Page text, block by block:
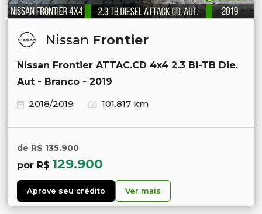
Nissan Frontier
Nissan Frontier ATTAC.CD 4x4 2.3 Bi-TB Die.
Aut - Branco - 2019
2018/2019
101.817 km
de R$ 135.900
por R$ 129.900
Aprove seu crédito Ver mais